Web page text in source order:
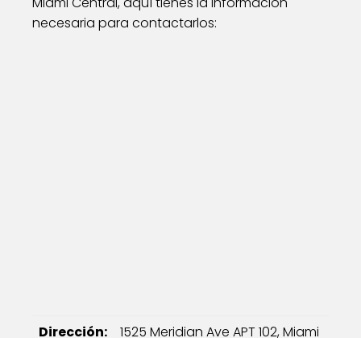
necesaria para contactarlos:
Dirección:
1525 Meridian Ave APT 102, Miami